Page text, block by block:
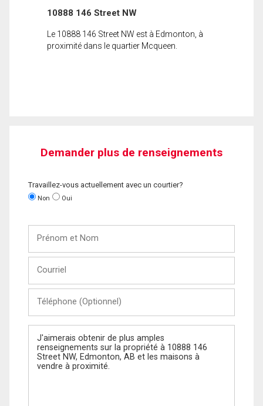
10888 146 Street NW
Le 10888 146 Street NW est à Edmonton, à
proximité dans le quartier Mcqueen.
Demander plus de renseignements
Travaillez-vous actuellement avec un courtier?
Non Oui
Nom
(Optionnel)
Message